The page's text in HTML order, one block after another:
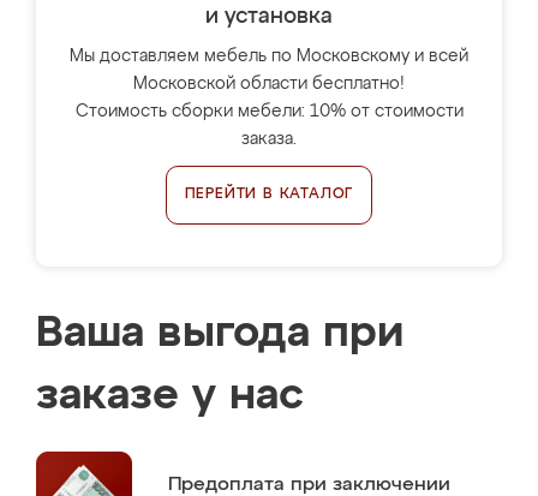
и установка
Мы доставляем мебель по Московскому и всей
Московской области бесплатно!
Стоимость сборки мебели: 10% от стоимости
заказа.
ПЕРЕЙТИ В КАТАЛОГ
Ваша выгода при
заказе у нас
Предоплата при заключении